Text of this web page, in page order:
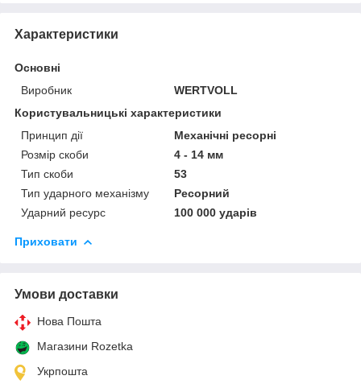
Характеристики
Основні
Виробник
WERTVOLL
Користувальницькі характеристики
Принцип дії
Механічні ресорні
Розмір скоби
4 - 14 мм
Тип скоби
53
Тип ударного механізму
Ресорний
Ударний ресурс
100 000 ударів
Приховати
Умови доставки
Нова Пошта
Магазини Rozetka
Укрпошта